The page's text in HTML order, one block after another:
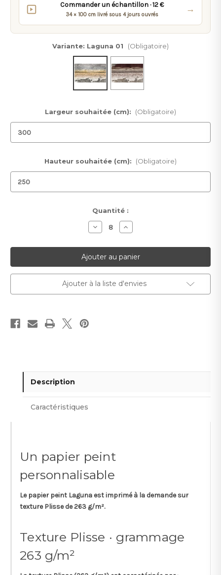
Commander un échantillon · 12 €
34 × 100 cm livré sous 4 jours ouvrés
→
Variante: Laguna 01 (Obligatoire)
Largeur souhaitée (cm): (Obligatoire)
Hauteur souhaitée (cm): (Obligatoire)
Quantité :
Diminuer
la
pour
Papier
peint
Laguna
Augmenter
la
pour
Papier
peint
Laguna
Ajouter à la liste d'envies
Description
Caractéristiques
Un papier peint
personnalisable
Le papier peint Laguna est imprimé à la demande sur
texturePlissede263 g/m².
Texture Plisse · grammage
263 g/m²